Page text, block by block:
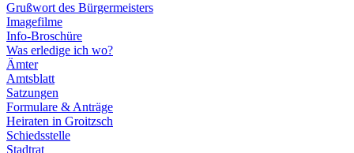
Grußwort des Bürgermeisters
Imagefilme
Info-Broschüre
Was erledige ich wo?
Ämter
Amtsblatt
Satzungen
Formulare & Anträge
Heiraten in Groitzsch
Schiedsstelle
Stadtrat